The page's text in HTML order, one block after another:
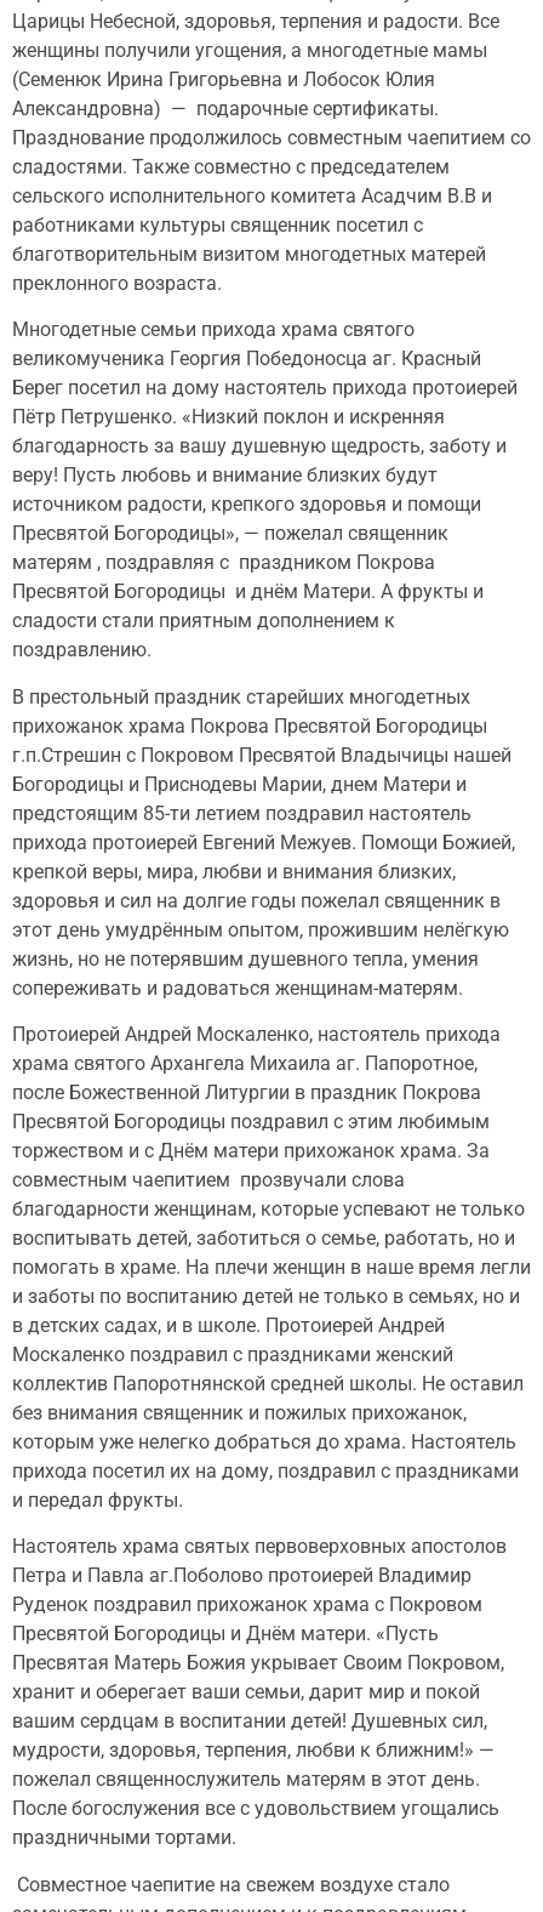
Царицы Небесной, здоровья, терпения и радости. Все
женщины получили угощения, а многодетные мамы
(Семенюк Ирина Григорьевна и Лобосок Юлия
Александровна) — подарочные сертификаты.
Празднование продолжилось совместным чаепитием со
сладостями. Также совместно с председателем
сельского исполнительного комитета Асадчим В.В и
работниками культуры священник посетил с
благотворительным визитом многодетных матерей
преклонного возраста.
Многодетные семьи прихода храма святого
великомученика Георгия Победоносца аг. Красный
Берег посетил на дому настоятель прихода протоиерей
Пётр Петрушенко. «Низкий поклон и искренняя
благодарность за вашу душевную щедрость, заботу и
веру! Пусть любовь и внимание близких будут
источником радости, крепкого здоровья и помощи
Пресвятой Богородицы», — пожелал священник
матерям , поздравляя с праздником Покрова
Пресвятой Богородицы и днём Матери. А фрукты и
сладости стали приятным дополнением к
поздравлению.
В престольный праздник старейших многодетных
прихожанок храма Покрова Пресвятой Богородицы
г.п.Стрешин с Покровом Пресвятой Владычицы нашей
Богородицы и Приснодевы Марии, днем Матери и
предстоящим 85-ти летием поздравил настоятель
прихода протоиерей Евгений Межуев. Помощи Божией,
крепкой веры, мира, любви и внимания близких,
здоровья и сил на долгие годы пожелал священник в
этот день умудрённым опытом, прожившим нелёгкую
жизнь, но не потерявшим душевного тепла, умения
сопереживать и радоваться женщинам-матерям.
Протоиерей Андрей Москаленко, настоятель прихода
храма святого Архангела Михаила аг. Папоротное,
после Божественной Литургии в праздник Покрова
Пресвятой Богородицы поздравил с этим любимым
торжеством и с Днём матери прихожанок храма. За
совместным чаепитием прозвучали слова
благодарности женщинам, которые успевают не только
воспитывать детей, заботиться о семье, работать, но и
помогать в храме. На плечи женщин в наше время легли
и заботы по воспитанию детей не только в семьях, но и
в детских садах, и в школе. Протоиерей Андрей
Москаленко поздравил с праздниками женский
коллектив Папоротнянской средней школы. Не оставил
без внимания священник и пожилых прихожанок,
которым уже нелегко добраться до храма. Настоятель
прихода посетил их на дому, поздравил с праздниками
и передал фрукты.
Настоятель храма святых первоверховных апостолов
Петра и Павла аг.Поболово протоиерей Владимир
Руденок поздравил прихожанок храма с Покровом
Пресвятой Богородицы и Днём матери. «Пусть
Пресвятая Матерь Божия укрывает Своим Покровом,
хранит и оберегает ваши семьи, дарит мир и покой
вашим сердцам в воспитании детей! Душевных сил,
мудрости, здоровья, терпения, любви к ближним!» —
пожелал священнослужитель матерям в этот день.
После богослужения все с удовольствием угощались
праздничными тортами.
Совместное чаепитие на свежем воздухе стало